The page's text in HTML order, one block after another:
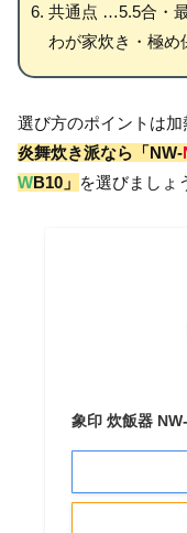
共通点 …5.5合・
わが家炊き・極め
選び方のポイントは加
炎舞炊き派なら「NW-
WB10」 を選びましょ
象印 炊飯器